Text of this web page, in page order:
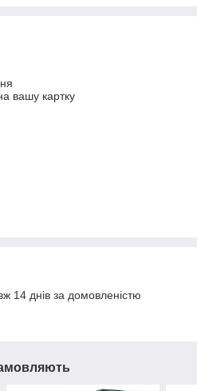
вашу картку
14 днів за домовленістю